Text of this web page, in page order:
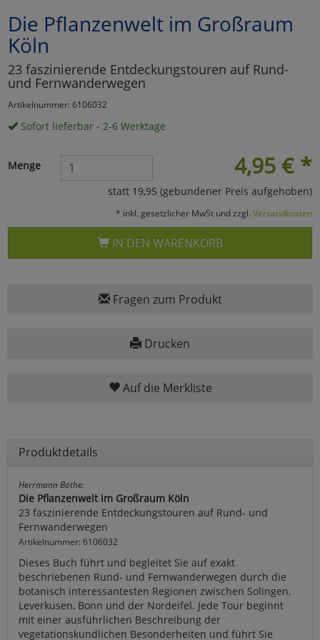
Die Pflanzenwelt im Großraum
Köln
23 faszinierende Entdeckungstouren auf Rund-
und Fernwanderwegen
Artikelnummer: 6106032
Sofort lieferbar - 2-6 Werktage
4,95 € *
Menge
statt 19,95 (gebundener Preis aufgehoben)
* inkl. gesetzlicher MwSt und zzgl. Versandkosten
IN DEN WARENKORB
Fragen zum Produkt
Drucken
Auf die Merkliste
Produktdetails
Herrmann Bothe:
Die Pflanzenwelt im Großraum Köln
23 faszinierende Entdeckungstouren auf Rund- und
Fernwanderwegen
Artikelnummer: 6106032
Dieses Buch führt und begleitet Sie auf exakt
beschriebenen Rund- und Fernwanderwegen durch die
botanisch interessantesten Regionen zwischen Solingen,
Leverkusen, Bonn und der Nordeifel. Jede Tour beginnt
mit einer ausführlichen Beschreibung der
vegetationskundlichen Besonderheiten und führt Sie
Marketing
Umfragetools
Cookies
Alle Akzeptieren
Einstellungen speichern
zurück